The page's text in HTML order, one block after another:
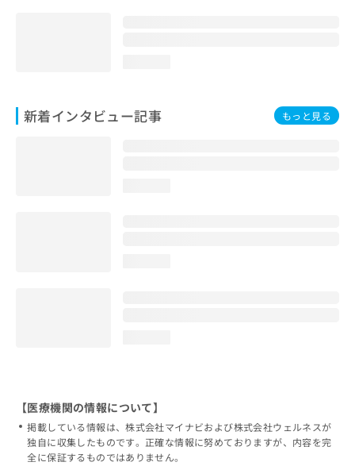
新着インタビュー記事 もっと見る
【医療機関の情報について】
掲載している情報は、株式会社マイナビおよび株式会社ウェルネスが
独自に収集したものです。正確な情報に努めておりますが、内容を完
全に保証するものではありません。